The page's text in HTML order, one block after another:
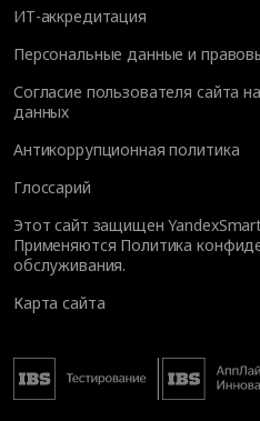
ИТ-аккредитация
Персональные данные и
Согласие пользователя сайта
данных
Антикоррупционная политика
Глоссарий
Этот сайт защищен
Применяются Политика
обслуживания.
Карта сайта